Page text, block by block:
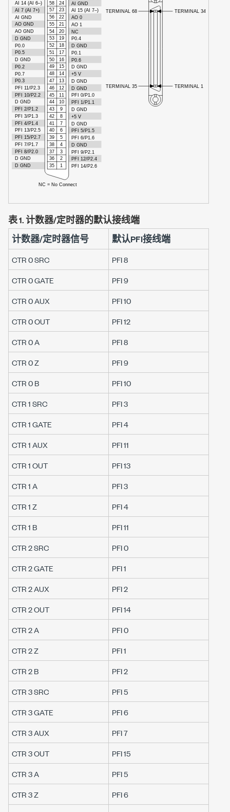
表 1.计数器/定时器的默认接线端
计数器/定时器信号
默认PFI接线端
CTR 0 SRC
PFI 8
CTR 0 GATE
PFI 9
CTR 0 AUX
PFI 10
CTR 0 OUT
PFI 12
CTR 0 A
PFI 8
CTR 0 Z
PFI 9
CTR 0 B
PFI 10
CTR 1 SRC
PFI 3
CTR 1 GATE
PFI 4
CTR 1 AUX
PFI 11
CTR 1 OUT
PFI 13
CTR 1 A
PFI 3
CTR 1 Z
PFI 4
CTR 1 B
PFI 11
CTR 2 SRC
PFI 0
CTR 2 GATE
PFI 1
CTR 2 AUX
PFI 2
CTR 2 OUT
PFI 14
CTR 2 A
PFI 0
CTR 2 Z
PFI 1
CTR 2 B
PFI 2
CTR 3 SRC
PFI 5
CTR 3 GATE
PFI 6
CTR 3 AUX
PFI 7
CTR 3 OUT
PFI 15
CTR 3 A
PFI 5
CTR 3 Z
PFI 6